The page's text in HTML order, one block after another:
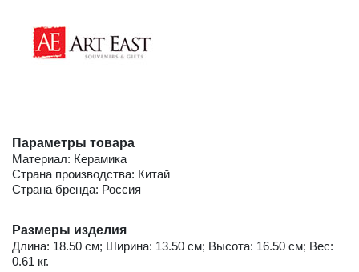
Параметры товара
Материал: Керамика
Страна производства: Китай
Страна бренда: Россия
Размеры изделия
Длина: 18.50 см; Ширина: 13.50 см; Высота: 16.50 см; Вес:
0.61 кг.